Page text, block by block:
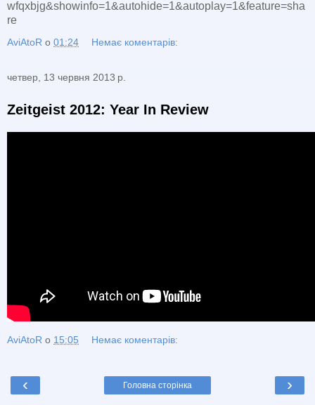
wfqxbjg&showinfo=1&autohide=1&autoplay=1&feature=sha
re
AviAtoR о 01:24 Немає коментарів:
четвер, 13 червня 2013 р.
Zeitgeist 2012: Year In Review
AviAtoR о 15:05 Немає коментарів:
‹ ›
Головна сторінка